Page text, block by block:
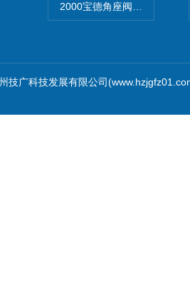
2000宝德角座阀德国宝帝
技广科技发展有限公司